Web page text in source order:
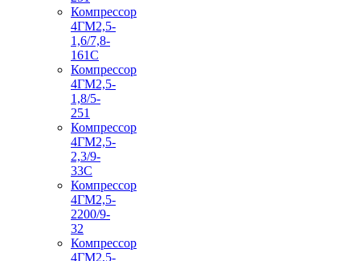
Компрессор
4ГМ2,5-
1,6/7,8-
161С
Компрессор
4ГМ2,5-
1,8/5-
251
Компрессор
4ГМ2,5-
2,3/9-
33С
Компрессор
4ГМ2,5-
2200/9-
32
Компрессор
4ГМ2,5-